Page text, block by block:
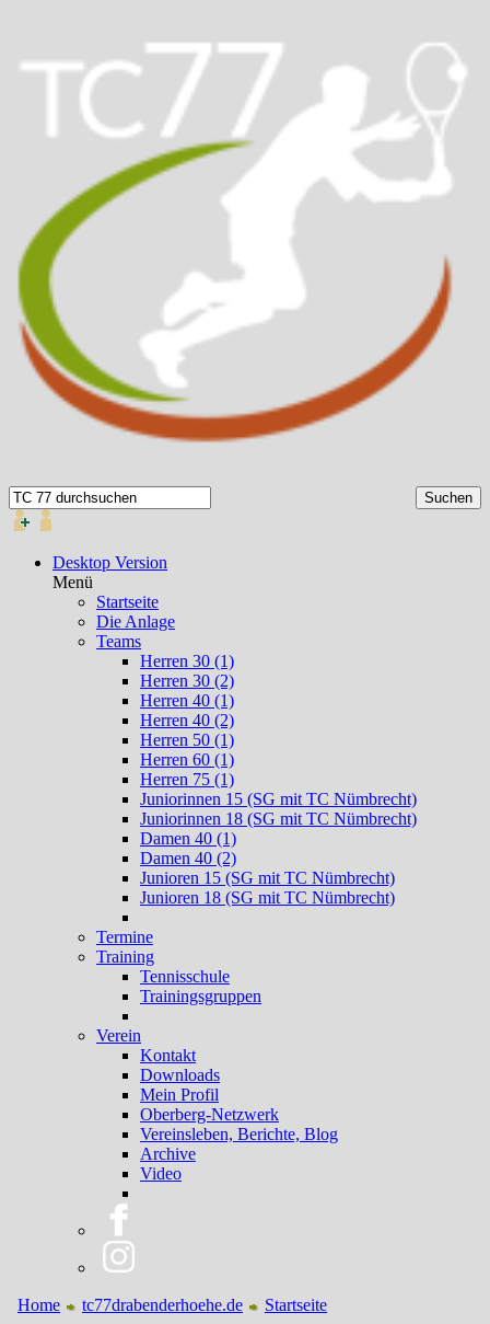
Desktop Version
Menü
Startseite
Die Anlage
Teams
Herren 30 (1)
Herren 30 (2)
Herren 40 (1)
Herren 40 (2)
Herren 50 (1)
Herren 60 (1)
Herren 75 (1)
Juniorinnen 15 (SG mit TC Nümbrecht)
Juniorinnen 18 (SG mit TC Nümbrecht)
Damen 40 (1)
Damen 40 (2)
Junioren 15 (SG mit TC Nümbrecht)
Junioren 18 (SG mit TC Nümbrecht)
Termine
Training
Tennisschule
Trainingsgruppen
Verein
Kontakt
Downloads
Mein Profil
Oberberg-Netzwerk
Vereinsleben, Berichte, Blog
Archive
Video
Home tc77drabenderhoehe.de Startseite